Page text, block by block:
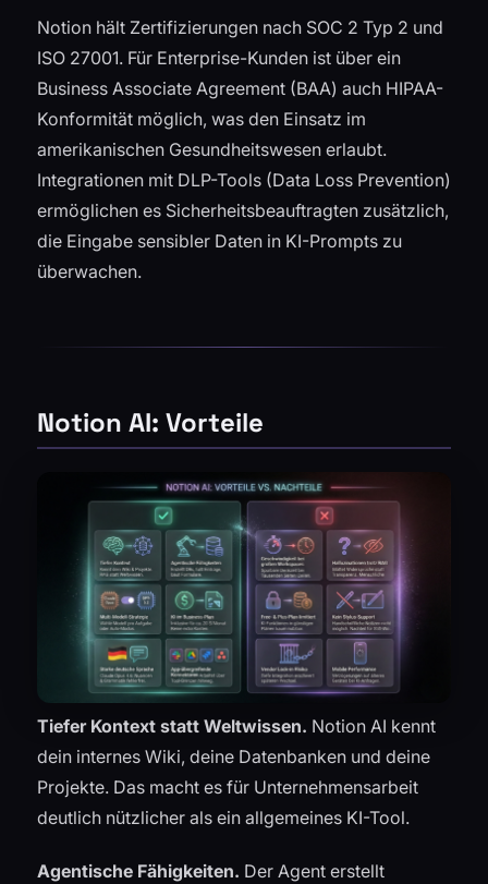
Notion hält Zertifizierungen nach SOC 2 Typ 2 und
ISO 27001. Für Enterprise-Kunden ist über ein
Business Associate Agreement (BAA) auch HIPAA-
Konformität möglich, was den Einsatz im
amerikanischen Gesundheitswesen erlaubt.
Integrationen mit DLP-Tools (Data Loss Prevention)
ermöglichen es Sicherheitsbeauftragten zusätzlich,
die Eingabe sensibler Daten in KI-Prompts zu
überwachen.
Notion AI: Vorteile
Tiefer Kontext statt Weltwissen. Notion AI kennt
dein internes Wiki, deine Datenbanken und deine
Projekte. Das macht es für Unternehmensarbeit
deutlich nützlicher als ein allgemeines KI-Tool.
Agentische Fähigkeiten. Der Agent erstellt